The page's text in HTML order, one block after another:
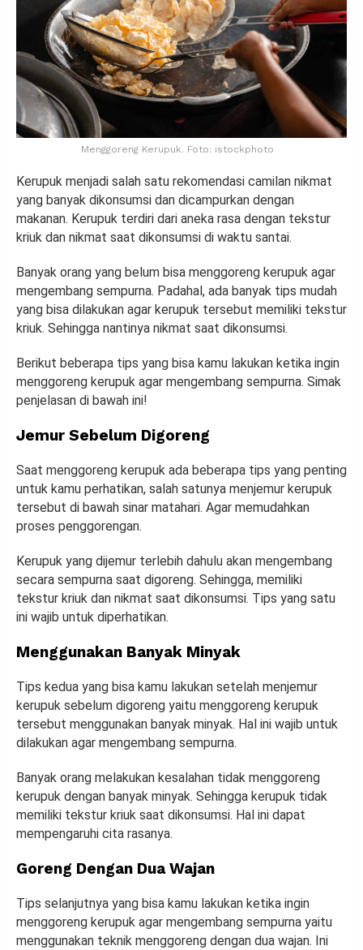
Menggoreng Kerupuk. Foto: istockphoto
Kerupuk menjadi salah satu rekomendasi camilan nikmat
yang banyak dikonsumsi dan dicampurkan dengan
makanan. Kerupuk terdiri dari aneka rasa dengan tekstur
kriuk dan nikmat saat dikonsumsi di waktu santai.
Banyak orang yang belum bisa menggoreng kerupuk agar
mengembang sempurna. Padahal, ada banyak tips mudah
yang bisa dilakukan agar kerupuk tersebut memiliki tekstur
kriuk. Sehingga nantinya nikmat saat dikonsumsi.
Berikut beberapa tips yang bisa kamu lakukan ketika ingin
menggoreng kerupuk agar mengembang sempurna. Simak
penjelasan di bawah ini!
Jemur Sebelum Digoreng
Saat menggoreng kerupuk ada beberapa tips yang penting
untuk kamu perhatikan, salah satunya menjemur kerupuk
tersebut di bawah sinar matahari. Agar memudahkan
proses penggorengan.
Kerupuk yang dijemur terlebih dahulu akan mengembang
secara sempurna saat digoreng. Sehingga, memiliki
tekstur kriuk dan nikmat saat dikonsumsi. Tips yang satu
ini wajib untuk diperhatikan.
Menggunakan Banyak Minyak
Tips kedua yang bisa kamu lakukan setelah menjemur
kerupuk sebelum digoreng yaitu menggoreng kerupuk
tersebut menggunakan banyak minyak. Hal ini wajib untuk
dilakukan agar mengembang sempurna.
Banyak orang melakukan kesalahan tidak menggoreng
kerupuk dengan banyak minyak. Sehingga kerupuk tidak
memiliki tekstur kriuk saat dikonsumsi. Hal ini dapat
mempengaruhi cita rasanya.
Goreng Dengan Dua Wajan
Tips selanjutnya yang bisa kamu lakukan ketika ingin
menggoreng kerupuk agar mengembang sempurna yaitu
menggunakan teknik menggoreng dengan dua wajan. Ini